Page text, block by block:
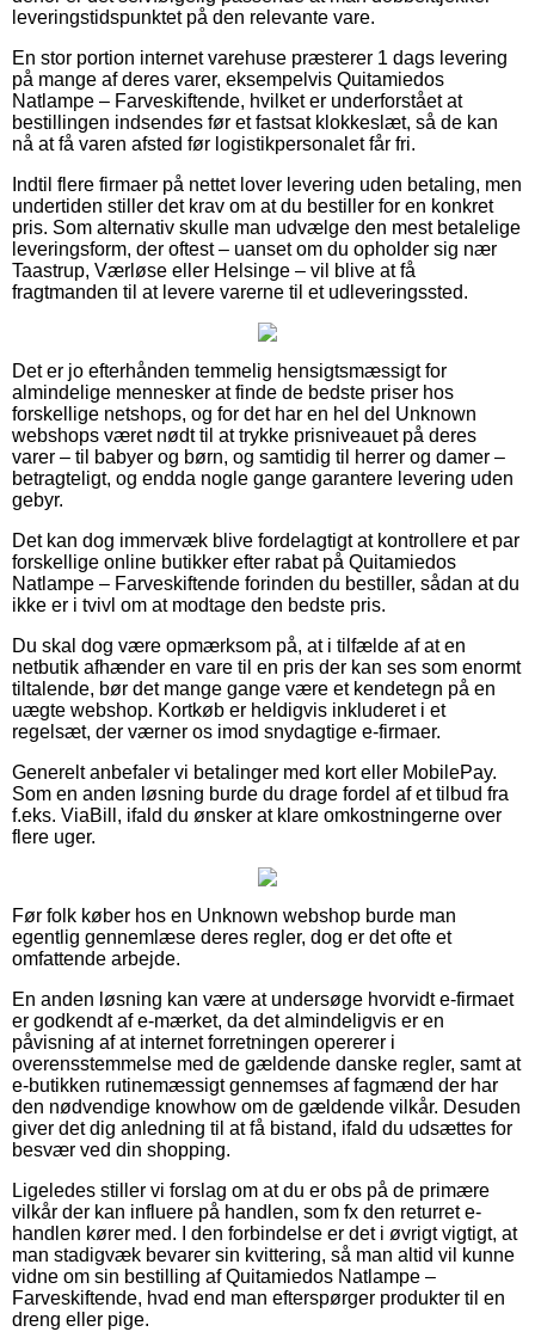
leveringstidspunktet på den relevante vare.
En stor portion internet varehuse præsterer 1 dags levering
på mange af deres varer, eksempelvis Quitamiedos
Natlampe – Farveskiftende, hvilket er underforstået at
bestillingen indsendes før et fastsat klokkeslæt, så de kan
nå at få varen afsted før logistikpersonalet får fri.
Indtil flere firmaer på nettet lover levering uden betaling, men
undertiden stiller det krav om at du bestiller for en konkret
pris. Som alternativ skulle man udvælge den mest betalelige
leveringsform, der oftest – uanset om du opholder sig nær
Taastrup, Værløse eller Helsinge – vil blive at få
fragtmanden til at levere varerne til et udleveringssted.
Det er jo efterhånden temmelig hensigtsmæssigt for
almindelige mennesker at finde de bedste priser hos
forskellige netshops, og for det har en hel del Unknown
webshops været nødt til at trykke prisniveauet på deres
varer – til babyer og børn, og samtidig til herrer og damer –
betragteligt, og endda nogle gange garantere levering uden
gebyr.
Det kan dog immervæk blive fordelagtigt at kontrollere et par
forskellige online butikker efter rabat på Quitamiedos
Natlampe – Farveskiftende forinden du bestiller, sådan at du
ikke er i tvivl om at modtage den bedste pris.
Du skal dog være opmærksom på, at i tilfælde af at en
netbutik afhænder en vare til en pris der kan ses som enormt
tiltalende, bør det mange gange være et kendetegn på en
uægte webshop. Kortkøb er heldigvis inkluderet i et
regelsæt, der værner os imod snydagtige e-firmaer.
Generelt anbefaler vi betalinger med kort eller MobilePay.
Som en anden løsning burde du drage fordel af et tilbud fra
f.eks. ViaBill, ifald du ønsker at klare omkostningerne over
flere uger.
Før folk køber hos en Unknown webshop burde man
egentlig gennemlæse deres regler, dog er det ofte et
omfattende arbejde.
En anden løsning kan være at undersøge hvorvidt e-firmaet
er godkendt af e-mærket, da det almindeligvis er en
påvisning af at internet forretningen opererer i
overensstemmelse med de gældende danske regler, samt at
e-butikken rutinemæssigt gennemses af fagmænd der har
den nødvendige knowhow om de gældende vilkår. Desuden
giver det dig anledning til at få bistand, ifald du udsættes for
besvær ved din shopping.
Ligeledes stiller vi forslag om at du er obs på de primære
vilkår der kan influere på handlen, som fx den returret e-
handlen kører med. I den forbindelse er det i øvrigt vigtigt, at
man stadigvæk bevarer sin kvittering, så man altid vil kunne
vidne om sin bestilling af Quitamiedos Natlampe –
Farveskiftende, hvad end man efterspørger produkter til en
dreng eller pige.